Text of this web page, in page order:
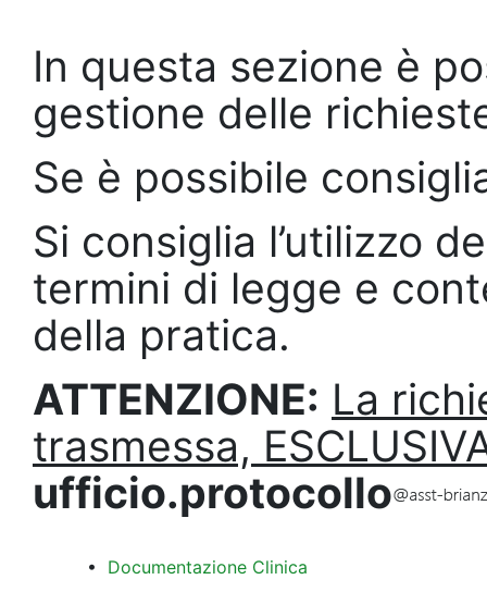
In questa sezione è
gestione delle
Se è possibile
Si consiglia l’utilizzo
termini di legge e
della pratica.
ATTENZIONE: La
trasmessa,
ufficio.protocollo
• Documentazione Clinica